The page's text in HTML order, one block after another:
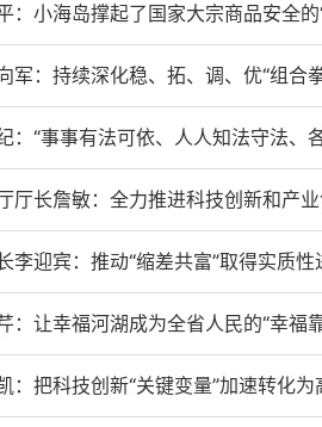
：小海岛撑起了国家大宗商品安全的
军：持续深化稳、拓、调、优“组合
：“事事有法可依、人人知法守法、
厅长詹敏：全力推进科技创新和产
李迎宾：推动“缩差共富”取得实质
：让幸福河湖成为全省人民的“幸福
把科技创新“关键变量”加速转化为